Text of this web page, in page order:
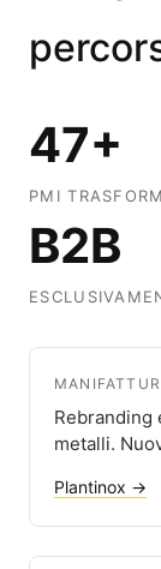
47+
PMI
B2B
Rebranding
metalli.
Plantinox →